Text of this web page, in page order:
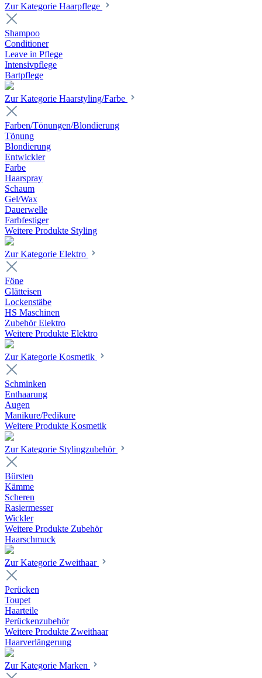
Zur Kategorie Haarpflege
Shampoo
Conditioner
Leave in Pflege
Intensivpflege
Bartpflege
Zur Kategorie Haarstyling/Farbe
Farben/Tönungen/Blondierung
Tönung
Blondierung
Entwickler
Farbe
Haarspray
Schaum
Gel/Wax
Dauerwelle
Farbfestiger
Weitere Produkte Styling
Zur Kategorie Elektro
Föne
Glätteisen
Lockenstäbe
HS Maschinen
Zubehör Elektro
Weitere Produkte Elektro
Zur Kategorie Kosmetik
Schminken
Enthaarung
Augen
Manikure/Pedikure
Weitere Produkte Kosmetik
Zur Kategorie Stylingzubehör
Bürsten
Kämme
Scheren
Rasiermesser
Wickler
Weitere Produkte Zubehör
Haarschmuck
Zur Kategorie Zweithaar
Perücken
Toupet
Haarteile
Perückenzubehör
Weitere Produkte Zweithaar
Haarverlängerung
Zur Kategorie Marken